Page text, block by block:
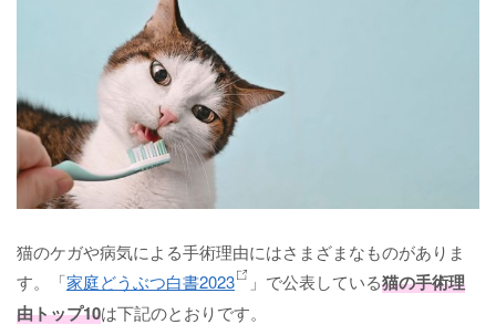
猫のケガや病気による手術理由にはさまざまなものがありま
す。「家庭どうぶつ白書2023 」で公表している猫の手術理
由トップ10は下記のとおりです。